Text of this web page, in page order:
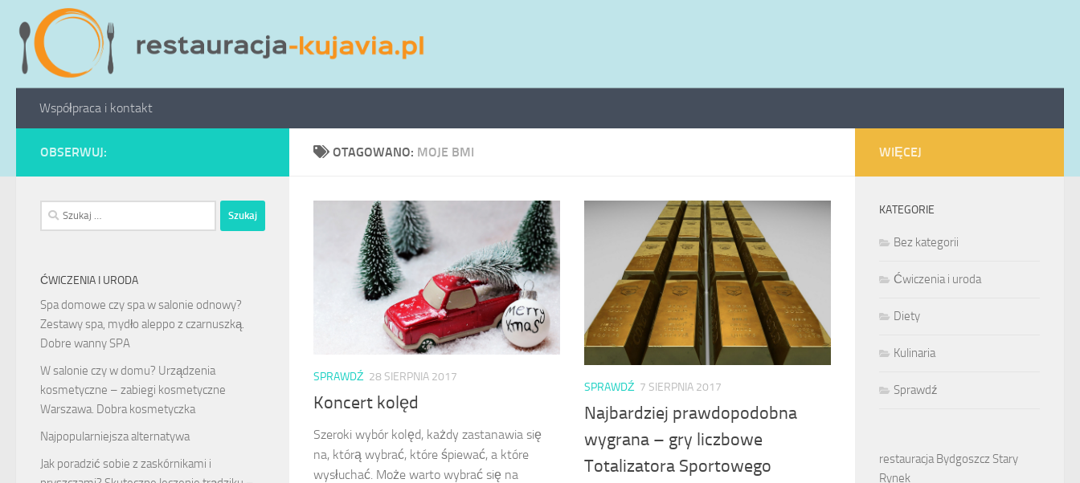
Przeskocz do treści
Współpraca i kontakt
OTAGOWANO: MOJE BMI
SPRAWDŹ 28 SIERPNIA 2017
Koncert kolęd
Szeroki wybór kolęd, każdy zastanawia się
na, którą wybrać, które śpiewać, a które
wysłuchać. Może warto wybrać się na
SPRAWDŹ 7 SIERPNIA 2017
Najbardziej prawdopodobna
wygrana – gry liczbowe
Totalizatora Sportowego
OBSERWUJ:
Szukaj:
ĆWICZENIA I URODA
Spa domowe czy spa w salonie odnowy?
Zestawy spa, mydło aleppo z czarnuszką.
Dobre wanny SPA
W salonie czy w domu? Urządzenia
kosmetyczne – zabiegi kosmetyczne
Warszawa. Dobra kosmetyczka
Najpopularniejsza alternatywa
Jak poradzić sobie z zaskórnikami i
WIĘCEJ
KATEGORIE
Bez kategorii
Ćwiczenia i uroda
Diety
Kulinaria
Sprawdź
restauracja Bydgoszcz Stary
Rynek